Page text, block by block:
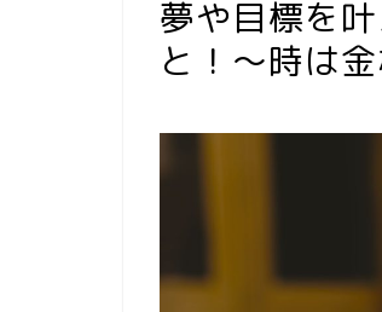
夢や目標を
と！〜時は